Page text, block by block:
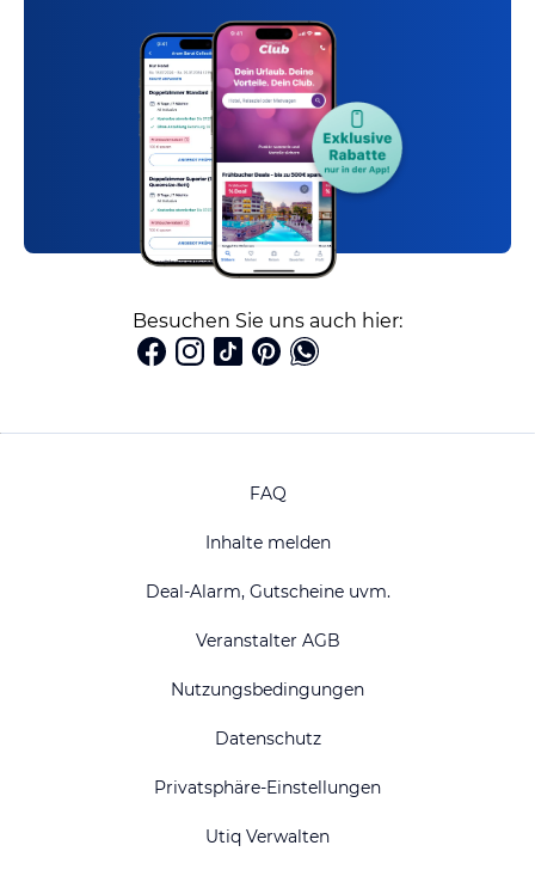
Besuchen Sie uns auch hier:
FAQ
Inhalte melden
Deal-Alarm, Gutscheine uvm.
Veranstalter AGB
Nutzungsbedingungen
Datenschutz
Privatsphäre-Einstellungen
Utiq Verwalten